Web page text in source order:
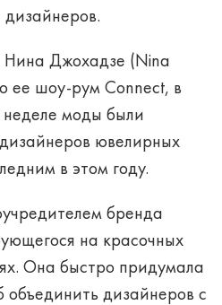
дизайнеров.
Нина Джохадзе (Nina
ее шоу-рум Connect, в
моды были
ювелирных
в этом году.
бренда
на красочных
Она быстро придумала
объединить дизайнеров с